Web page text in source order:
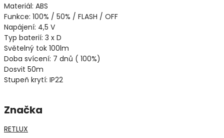
Materiál: ABS
Funkce: 100% / 50% / FLASH / OFF
Napájení: 4,5 V
Typ baterií: 3 x D
Světelný tok 100lm
Doba svícení: 7 dnů ( 100%)
Dosvit 50m
Stupeň krytí: IP22
Značka
RETLUX